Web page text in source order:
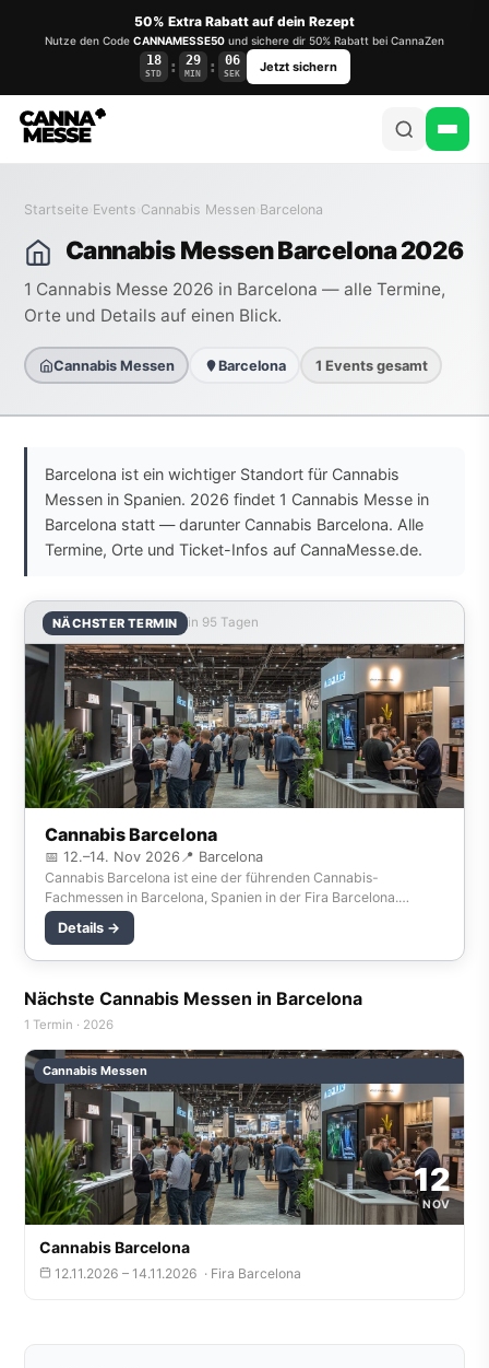
50% Extra Rabatt auf dein Rezept
Nutze den Code CANNAMESSE50 und sichere dir 50% Rabatt bei CannaZen
18
STD : 29
MIN : 06
SEK Jetzt sichern
Startseite Events Cannabis Messen Barcelona
Cannabis Messen Barcelona 2026
1 Cannabis Messe 2026 in Barcelona — alle Termine,
Orte und Details auf einen Blick.
Cannabis Messen Barcelona 1 Events gesamt
Barcelona ist ein wichtiger Standort für Cannabis
Messen in Spanien. 2026 findet 1 Cannabis Messe in
Barcelona statt — darunter Cannabis Barcelona. Alle
Termine, Orte und Ticket-Infos auf CannaMesse.de.
NÄCHSTER TERMIN in 95 Tagen
Cannabis Barcelona
📅 12.–14. Nov 2026 📍 Barcelona
Cannabis Barcelona ist eine der führenden Cannabis-
Fachmessen in Barcelona, Spanien in der Fira Barcelona.
Branchen-Experten, Züchter, Händler und Investoren tr
Details →
Nächste Cannabis Messen in Barcelona
1 Termin · 2026
Cannabis Messen
12
NOV
Cannabis Barcelona
12.11.2026 – 14.11.2026 · Fira Barcelona